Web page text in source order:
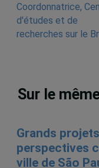
Coordonnatrice,
d'études et de
recherches sur le
Sur le
Grands
perspectives
ville de São